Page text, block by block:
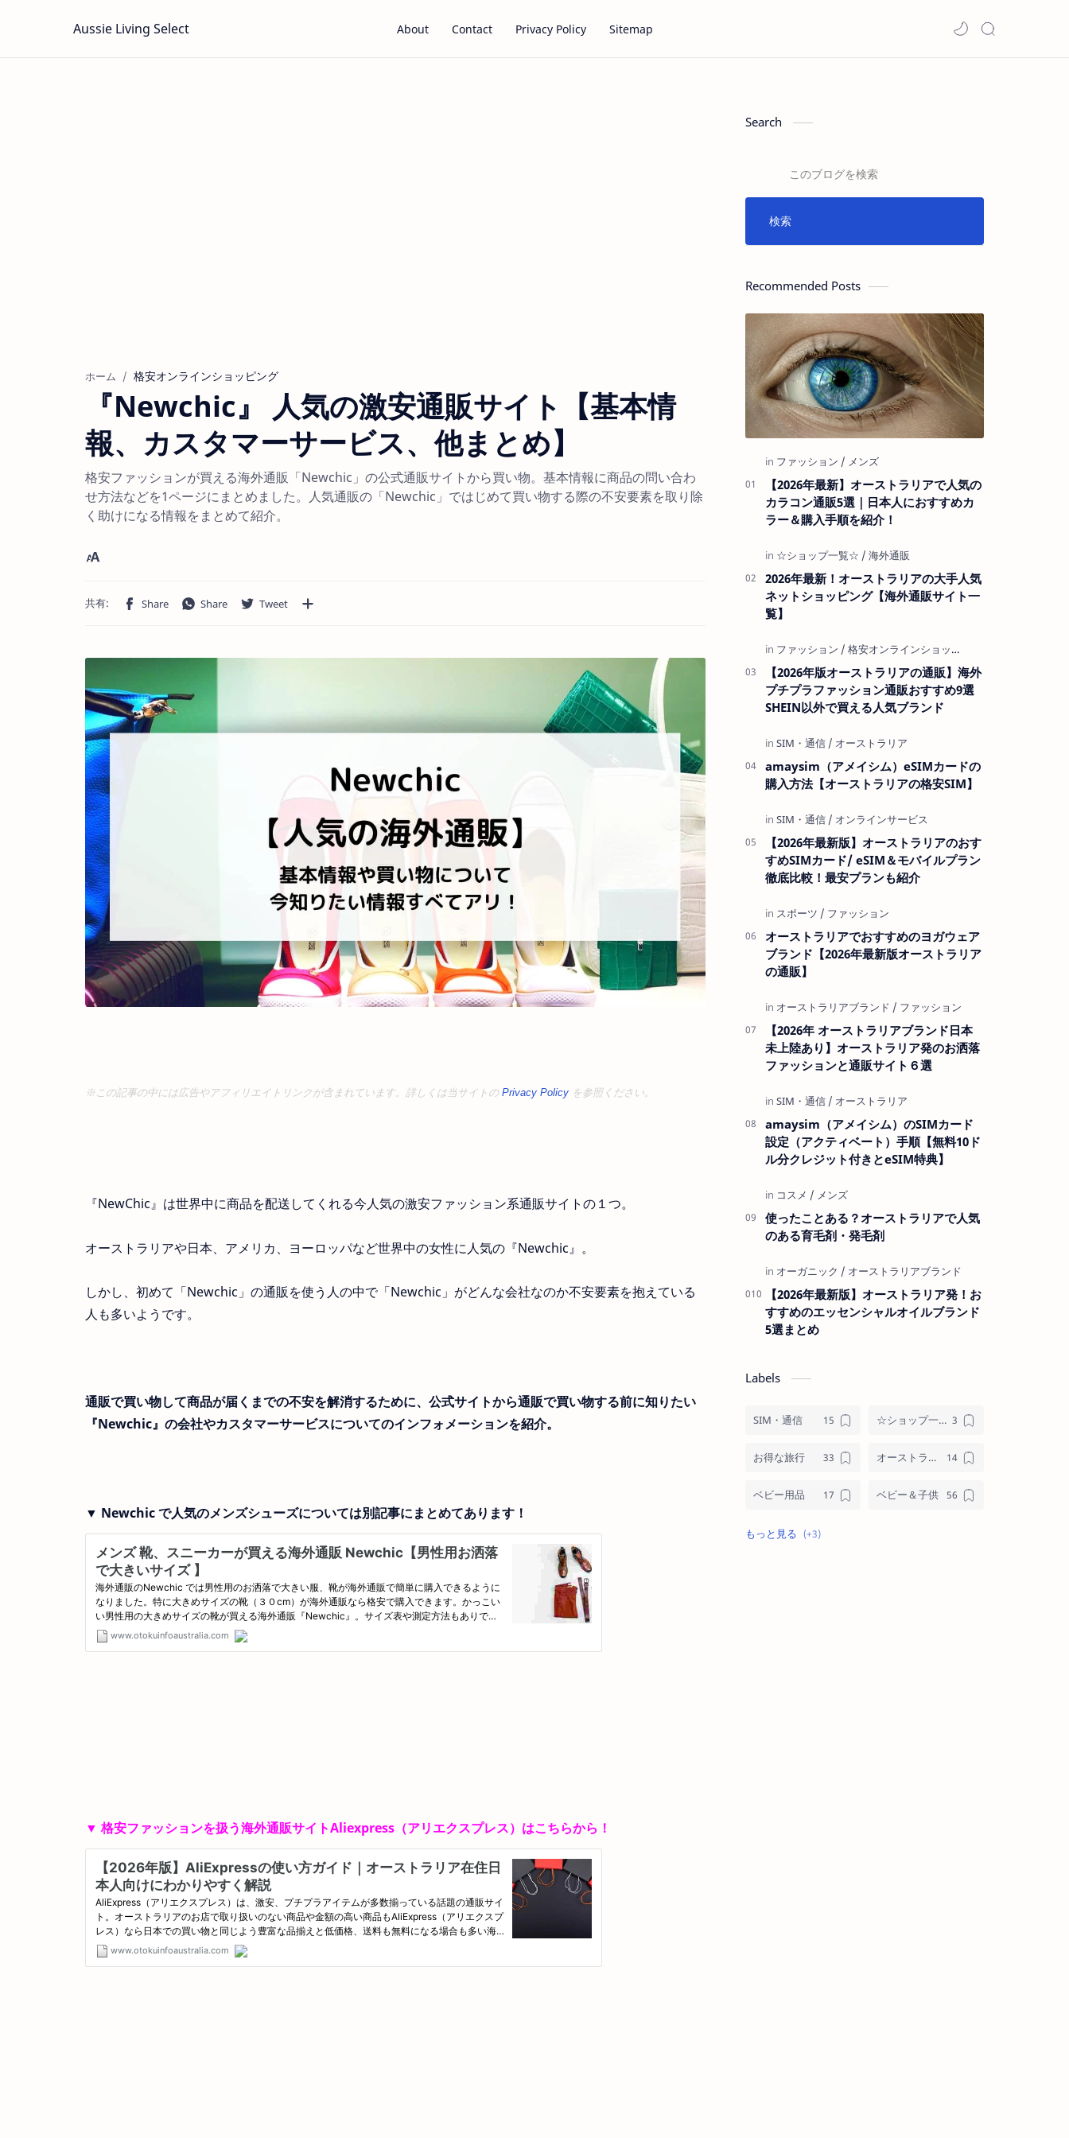
Aussie Living Select About Contact Privacy Policy Sitemap
ホーム 格安オンラインショッピング
『Newchic』 人気の激安通販サイト【基本情
報、カスタマーサービス、他まとめ】
格安ファッションが買える海外通販「Newchic」の公式通販サイトから買い物。基本情報に商品の問い合わ
せ方法などを1ページにまとめました。人気通販の「Newchic」ではじめて買い物する際の不安要素を取り除
く助けになる情報をまとめて紹介。
※この記事の中には広告やアフィリエイトリンクが含まれています。詳しくは当サイトのPrivacy Policy を参照ください。
『NewChic』は世界中に商品を配送してくれる今人気の激安ファッション系通販サイトの１つ。
オーストラリアや日本、アメリカ、ヨーロッパなど世界中の女性に人気の『Newchic』。
しかし、初めて「Newchic」の通販を使う人の中で「Newchic」がどんな会社なのか不安要素を抱えている
人も多いようです。
通販で買い物して商品が届くまでの不安を解消するために、公式サイトから通販で買い物する前に知りたい
『Newchic』の会社やカスタマーサービスについてのインフォメーションを紹介。
▼ Newchic で人気のメンズシューズについては別記事にまとめてあります！
▼ 格安ファッションを扱う海外通販サイトAliexpress（アリエクスプレス）はこちらから！
Search
Recommended Posts
【2026年最新】オーストラリアで人気の
カラコン通販5選｜日本人におすすめカ
ラー＆購入手順を紹介！
2026年最新！オーストラリアの大手人気
ネットショッピング【海外通販サイト一
覧】
【2026年版オーストラリアの通販】海外
プチプラファッション通販おすすめ9選
SHEIN以外で買える人気ブランド
amaysim（アメイシム）eSIMカードの
購入方法【オーストラリアの格安SIM】
【2026年最新版】オーストラリアのおす
すめSIMカード/ eSIM＆モバイルプラン
徹底比較！最安プランも紹介
オーストラリアでおすすめのヨガウェア
ブランド【2026年最新版オーストラリア
の通販】
【2026年 オーストラリアブランド日本
未上陸あり】オーストラリア発のお洒落
ファッションと通販サイト６選
amaysim（アメイシム）のSIMカード
設定（アクティベート）手順【無料10ド
ル分クレジット付きとeSIM特典】
使ったことある？オーストラリアで人気
のある育毛剤・発毛剤
【2026年最新版】オーストラリア発！お
すすめのエッセンシャルオイルブランド
5選まとめ
Labels
SIM・通信 ☆ショップ一覧☆
お得な旅行 オーストラリアブランド
ベビー用品 ベビー＆子供
メンズ